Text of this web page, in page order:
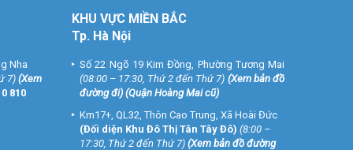
Nha
7)(Xem
810
KHU VỰC MIỀN BẮC
Tp. Hà Nội
Số 22 Ngõ 19 Kim Đồng, Phường Tương Mai
(08:00 – 17:30, Thứ 2 đến Thứ 7) (Xem bản đồ
đường đi) (Quận Hoàng Mai cũ)
Km17+, QL32, Thôn Cao Trung, Xã Hoài Đức
(Đối diện Khu Đô Thị Tân Tây Đô) (8:00 –
17:30, Thứ 2 đến Thứ 7) (Xem bản đồ đường